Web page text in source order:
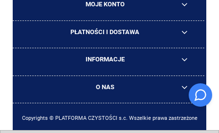
MOJE KONTO
PŁATNOŚCI I DOSTAWA
INFORMACJE
O NAS
Copyrights © PLATFORMA CZYSTOŚCI s.c. Wszelkie prawa zastrzeżone